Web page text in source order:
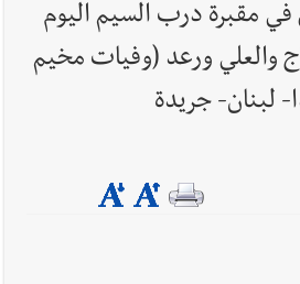
ضغوط أميركية لإنهاء القتال على
الحريري والمجلس الثقافي البريطاني
الشاملة ومنع التطرف العنيف
في مقبرة درب السيم اليوم
الحاج والعلي ورعد (وفيات مخيم
لبنان- جريدة